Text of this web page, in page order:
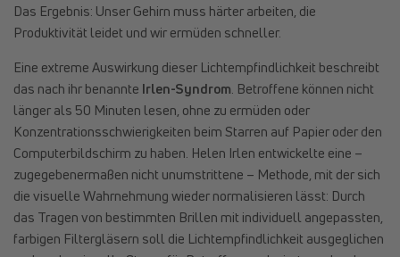
Das Ergebnis: Unser Gehirn muss härter arbeiten, die
Produktivität leidet und wir ermüden schneller.
Eine extreme Auswirkung dieser Lichtempfindlichkeit beschreibt
das nach ihr benannte Irlen-Syndrom. Betroffene können nicht
länger als 50 Minuten lesen, ohne zu ermüden oder
Konzentrationsschwierigkeiten beim Starren auf Papier oder den
Computerbildschirm zu haben. Helen Irlen entwickelte eine –
zugegebenermaßen nicht unumstrittene – Methode, mit der sich
die visuelle Wahrnehmung wieder normalisieren lässt: Durch
das Tragen von bestimmten Brillen mit individuell angepassten,
farbigen Filtergläsern soll die Lichtempfindlichkeit ausgeglichen